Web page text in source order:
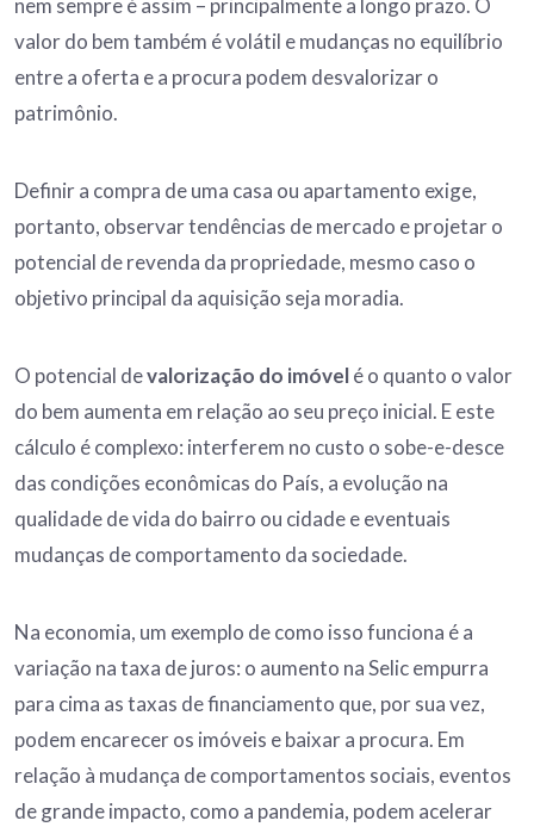
valor do bem também é volátil e mudanças no equilíbrio
entre a oferta e a procura podem desvalorizar o
patrimônio.
Definir a compra de uma casa ou apartamento exige,
portanto, observar tendências de mercado e projetar o
potencial de revenda da propriedade, mesmo caso o
objetivo principal da aquisição seja moradia.
O potencial devalorização do imóvelé o quanto o valor
do bem aumenta em relação ao seu preço inicial. E este
cálculo é complexo: interferem no custo o sobe-e-desce
das condições econômicas do País, a evolução na
qualidade de vida do bairro ou cidade e eventuais
mudanças de comportamento da sociedade.
Na economia, um exemplo de como isso funciona é a
variação na taxa de juros: o aumento na Selic empurra
para cima as taxas de financiamento que, por sua vez,
podem encarecer os imóveis e baixar a procura. Em
relação à mudança de comportamentos sociais, eventos
de grande impacto, como a pandemia, podem acelerar